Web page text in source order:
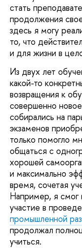
стать
продолжения
здесь я могу
то, что
и для жизни в
Из двух лет
какой-то
возвращения к
совершенно
собирались на
экзаменов
только помогло
общаться с
хорошей
и максимально
время, сочетая
Например, я смог
участие в
промышленной
продолжал
учиться.